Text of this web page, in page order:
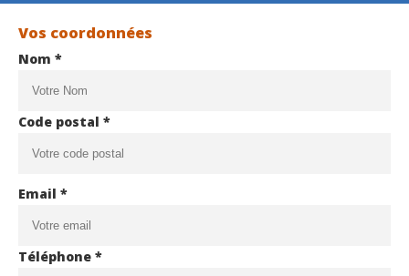
Vos coordonnées
Nom *
Code postal *
Email *
Téléphone *